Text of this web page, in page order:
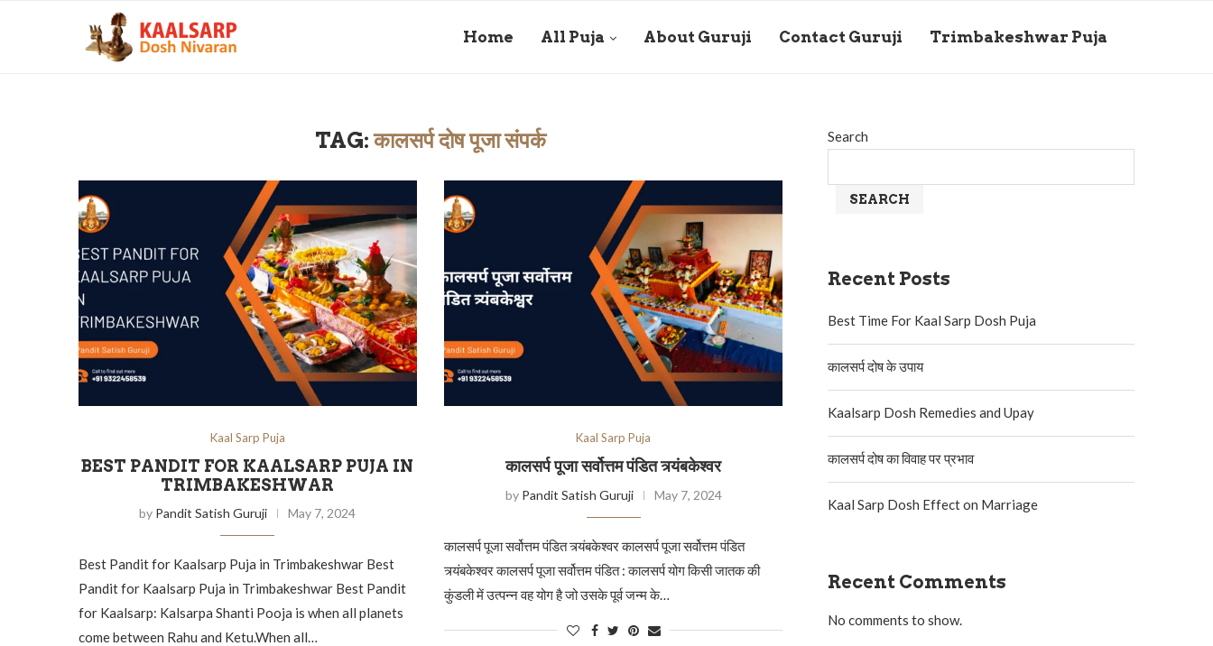
Home All Puja About Guruji Contact Guruji Trimbakeshwar Puja
TAG:कालसर्प दोष पूजा संपर्क
Kaal Sarp Puja
BEST PANDIT FOR KAALSARP PUJA IN
TRIMBAKESHWAR
by Pandit Satish Guruji May 7, 2024
Best Pandit for Kaalsarp Puja in Trimbakeshwar Best
Pandit for Kaalsarp Puja in Trimbakeshwar Best Pandit
for Kaalsarp: Kalsarpa Shanti Pooja is when all planets
come between Rahu and Ketu.When all…
Kaal Sarp Puja
कालसर्प पूजा सर्वोत्तम पंडित त्र्यंबकेश्वर
by Pandit Satish Guruji May 7, 2024
कालसर्प पूजा सर्वोत्तम पंडित त्र्यंबकेश्वर कालसर्प पूजा सर्वोत्तम पंडित
त्र्यंबकेश्वर कालसर्प पूजा सर्वोत्तम पंडित : कालसर्प योग किसी जातक की
कुंडली में उत्पन्न वह योग है जो उसके पूर्व जन्म के…
Search
SEARCH
Recent Posts
Best Time For Kaal Sarp Dosh Puja
कालसर्प दोष के उपाय
Kaalsarp Dosh Remedies and Upay
कालसर्प दोष का विवाह पर प्रभाव
Kaal Sarp Dosh Effect on Marriage
Recent Comments
No comments to show.